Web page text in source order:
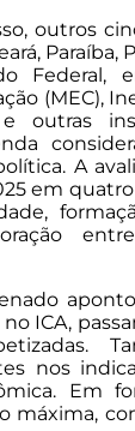
outros
Paraíba,
Federal,
(MEC),
outras
A
em
ICA,
nos
Em
máxima,